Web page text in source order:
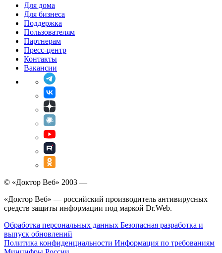
Для дома
Для бизнеса
Поддержка
Пользователям
Партнерам
Пресс-центр
Контакты
Вакансии
© «Доктор Веб» 2003 —
«Доктор Веб» — российский производитель антивирусных
средств защиты информации под маркой Dr.Web.
Обработка персональных данных Безопасная разработка и
выпуск обновлений
Политика конфиденциальности Информация по требованиям